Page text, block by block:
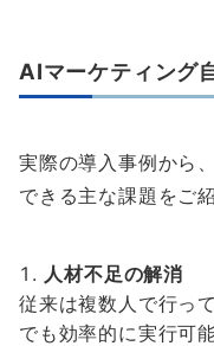
AIマーケティング
実際の導入事例から
できる主な課題をご
人材不足の解消
従来は複数人で行っ
でも効率的に実行可能